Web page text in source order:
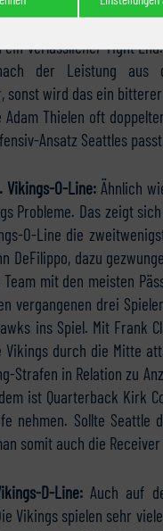
durch das „Minnesota
ein verlässlicher Tight
der Leistung aus
sonst wird das ein
Adam Thielen oft
Ansatz Seattles
Vikings-O-Line:Ähnlich
Probleme. Das zeigt
O-Line die
DeFilippo, dazu
mit den meisten
vergangenen drei
ins Spiel. Mit Frank
Vikings durch die Mitte
Strafen in Relation zu
ist Quarterback Kirk
nehmen. Sollte
somit auch die
D-Line:Auch auf
Vikings spielen sehr